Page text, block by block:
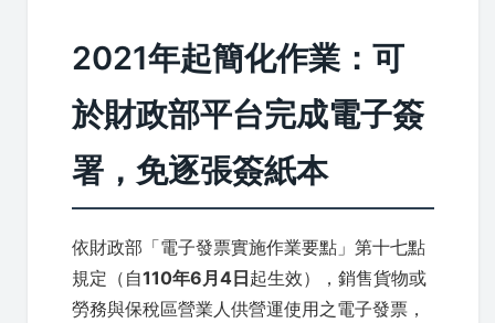
2021年起簡化作業：可
於財政部平台完成電子簽
署，免逐張簽紙本
依財政部「電子發票實施作業要點」第十七點
規定（自110年6月4日起生效），銷售貨物或
勞務與保稅區營業人供營運使用之電子發票，